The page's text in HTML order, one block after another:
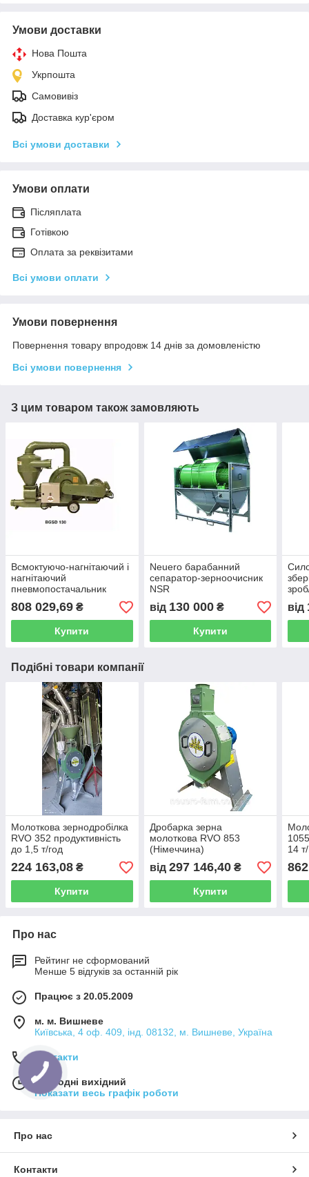
Умови доставки
Нова Пошта
Укрпошта
Самовивіз
Доставка кур'єром
Всі умови доставки
Умови оплати
Післяплата
Готівкою
Оплата за реквізитами
Всі умови оплати
Умови повернення
Повернення товару впродовж 14 днів за домовленістю
Всі умови повернення
З цим товаром також замовляють
Всмоктуючо-нагнітаючий і
нагнітаючий
пневмопостачальник
зерна з Німеччини
808 029,69 ₴
Купити
Neuero барабанний
сепаратор-зерноочисник
NSR
від 130 000₴
Купити
від
Подібні товари компанії
Молоткова зернодробілка
RVO 352 продуктивність
до 1,5 т/год
224 163,08 ₴
Купити
Дробарка зерна
молоткова RVO 853
(Німеччина)
від 297 146,40₴
Купити
14
Про нас
Рейтинг не сформований
Менше 5 відгуків за останній рік
Працює з 20.05.2009
м. м. Вишневе
Київська, 4 оф. 409, інд. 08132, м. Вишневе, Україна
Контакти
Сьогодні вихідний
Показати весь графік роботи
Про нас
Контакти